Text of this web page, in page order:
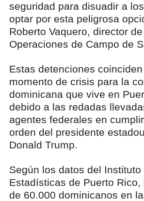
seguridad para disuadir a
optar por esta peligrosa
Roberto Vaquero, director
Operaciones de Campo de
Estas detenciones
momento de crisis para la
dominicana que vive en
debido a las redadas
agentes federales en
orden del presidente
Donald Trump.
Según los datos del Instituto
Estadísticas de Puerto
de 60.000 dominicanos en